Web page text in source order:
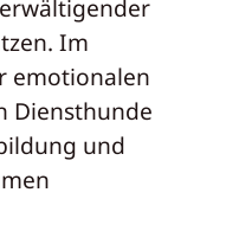
Im
emotionalen
Diensthunde
und